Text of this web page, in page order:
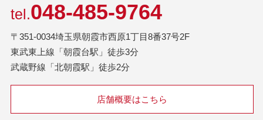
tel.048-485-9764
〒351-0034埼玉県朝霞市西原1丁目8番37号2F
東武東上線「朝霞台駅」徒歩3分
武蔵野線「北朝霞駅」徒歩2分
店舗概要はこちら